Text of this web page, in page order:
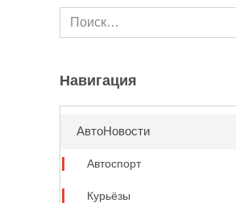
Search
for:
Навигация
АвтоНовости
Автоспорт
Курьёзы